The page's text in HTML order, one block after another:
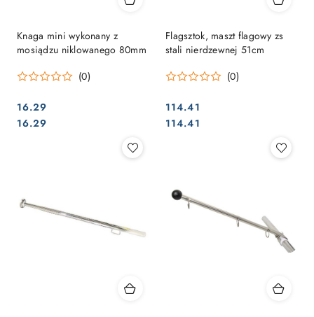
Knaga mini wykonany z
mosiądzu niklowanego 80mm
(0)
Cena:
16.29
Cena:
16.29
Flagsztok, maszt flagowy zs
stali nierdzewnej 51cm
(0)
Cena:
114.41
Cena:
114.41